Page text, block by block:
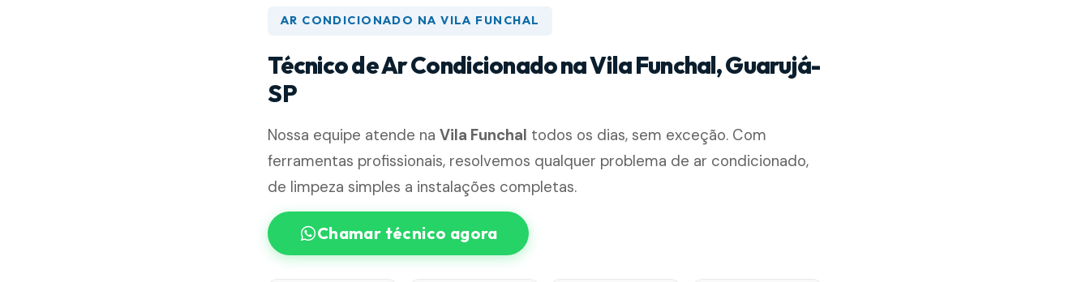
AR CONDICIONADO NA VILA FUNCHAL
Técnico de Ar Condicionado na Vila Funchal, Guarujá-
SP
Nossa equipe atende naVila Funchal todos os dias, sem exceção. Com
ferramentas profissionais, resolvemos qualquer problema de ar condicionado,
de limpeza simples a instalações completas.
Chamar técnico agora